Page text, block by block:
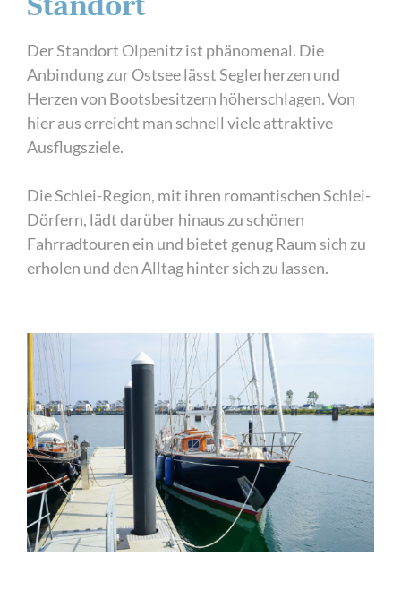
Der Standort Olpenitz ist phänomenal. Die
Anbindung zur Ostsee lässt Seglerherzen und
Herzen von Bootsbesitzern höherschlagen. Von
hier aus erreicht man schnell viele attraktive
Ausflugsziele.
Die Schlei-Region, mit ihren romantischen Schlei-
Dörfern, lädt darüber hinaus zu schönen
Fahrradtouren ein und bietet genug Raum sich zu
erholen und den Alltag hinter sich zu lassen.